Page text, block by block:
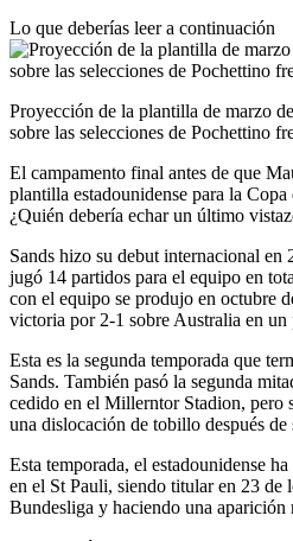
Lo que deberías leer a continuación
Proyección de la plantilla de marzo
sobre las selecciones de Pochettino
El campamento final antes de que
plantilla estadounidense para la
¿Quién debería echar un último
Sands hizo su debut internacional
jugó 14 partidos para el equipo en
con el equipo se produjo en octubre
victoria por 2-1 sobre Australia en un
Esta es la segunda temporada que
Sands. También pasó la segunda
cedido en el Millerntor Stadion, pero
una dislocación de tobillo después de
Esta temporada, el estadounidense
en el St Pauli, siendo titular en 23 de
Bundesliga y haciendo una aparición